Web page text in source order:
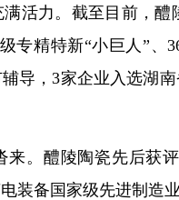
活力。截至目前，
专精特新“小巨人”
导，3家企业入选湖
来。醴陵陶瓷先后获
装备国家级先进制造